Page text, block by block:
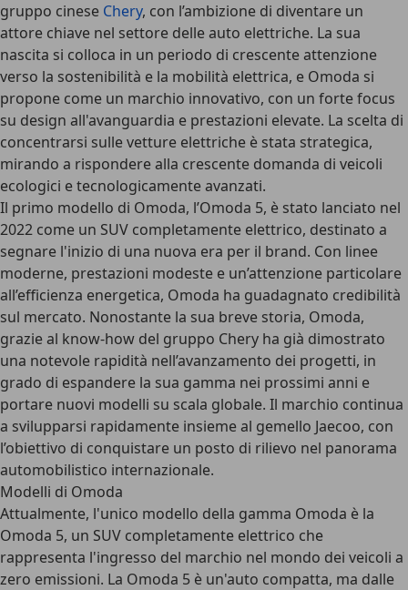
gruppo cinese Chery, con l’ambizione di diventare un
attore chiave nel settore delle auto elettriche. La sua
nascita si colloca in un periodo di crescente attenzione
verso la sostenibilità e la mobilità elettrica, e Omoda si
propone come un marchio innovativo, con un forte focus
su design all'avanguardia e prestazioni elevate. La scelta di
concentrarsi sulle vetture elettriche è stata strategica,
mirando a rispondere alla crescente domanda di veicoli
ecologici e tecnologicamente avanzati.
Il primo modello di Omoda, l’Omoda 5, è stato lanciato nel
2022 come un SUV completamente elettrico, destinato a
segnare l'inizio di una nuova era per il brand. Con linee
moderne, prestazioni modeste e un’attenzione particolare
all’efficienza energetica, Omoda ha guadagnato credibilità
sul mercato. Nonostante la sua breve storia, Omoda,
grazie al know-how del gruppo Chery ha già dimostrato
una notevole rapidità nell’avanzamento dei progetti, in
grado di espandere la sua gamma nei prossimi anni e
portare nuovi modelli su scala globale. Il marchio continua
a svilupparsi rapidamente insieme al gemello Jaecoo, con
l’obiettivo di conquistare un posto di rilievo nel panorama
automobilistico internazionale.
Modelli di Omoda
Attualmente, l'unico modello della gamma Omoda è la
Omoda 5, un SUV completamente elettrico che
rappresenta l'ingresso del marchio nel mondo dei veicoli a
zero emissioni. La Omoda 5 è un'auto compatta, ma dalle